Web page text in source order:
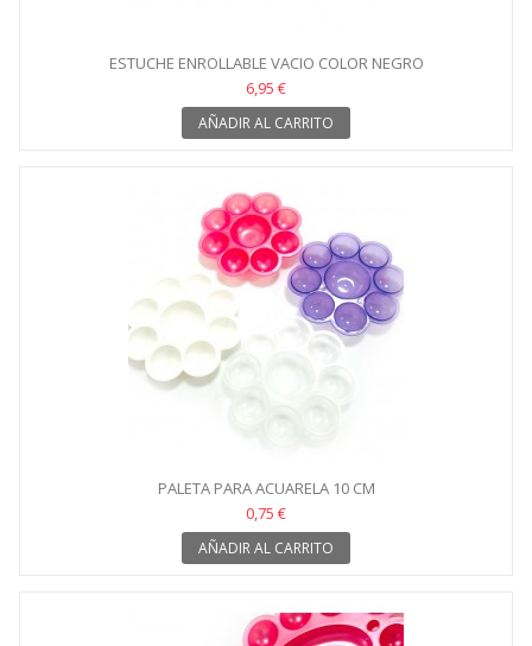
ESTUCHE ENROLLABLE VACIO COLOR NEGRO
6,95 €
AÑADIR AL CARRITO
PALETA PARA ACUARELA 10 CM
0,75 €
AÑADIR AL CARRITO